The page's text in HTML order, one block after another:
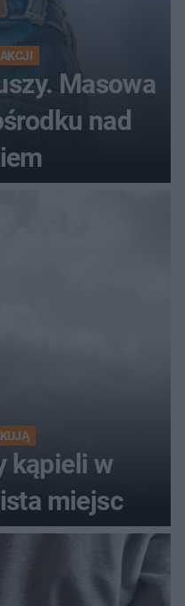
Masowa
nad
kąpieli w
miejsc